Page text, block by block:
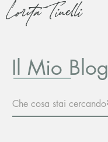
Lorita Tinelli
Il Mio Blog